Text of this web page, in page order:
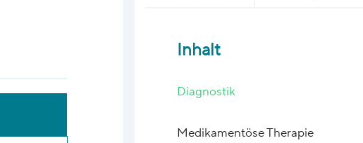
Inhalt
Diagnostik
Medikamentöse Therapie